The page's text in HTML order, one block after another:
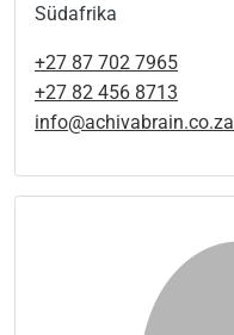
Südafrika
+27 87 702 7965
+27 82 456 8713
info@achivabrain.co.za